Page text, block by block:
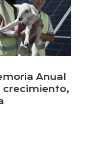
Anual
crecimiento,